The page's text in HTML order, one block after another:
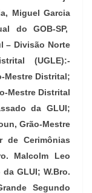
Miguel Garcia
do GOB-SP,
– Divisão Norte
(UGLE):-
Mestre Distrital;
Mestre Distrital
da GLUI;
Grão-Mestre
de Cerimônias
Malcolm Leo
GLUI; W.Bro.
Segundo